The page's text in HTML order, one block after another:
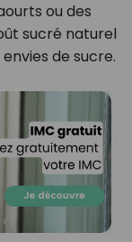
ou des
sucré naturel
de sucre.